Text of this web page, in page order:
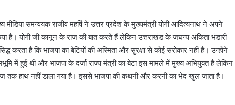
समन्वयक राजीव महर्षि ने उत्तर प्रदेश के मुख्यमंत्री योगी आदित्यनाथ ने अपने
है। योगी जी कानून के राज की बात करते हैं लेकिन उत्तराखंड के जघन्य अंकिता भंडारी
करता है कि भाजपा का बेटियों की अस्मिता और सुरक्षा से कोई सरोकार नहीं है। उन्होंने
में हुई थी और भाजपा के दर्जा राज्य मंत्री का बेटा इस मामले में मुख्य अभियुक्त है लेकिन
तक हाथ नहीं डाला गया है। इससे भाजपा की कथनी और करनी का भेद खुल जाता है।